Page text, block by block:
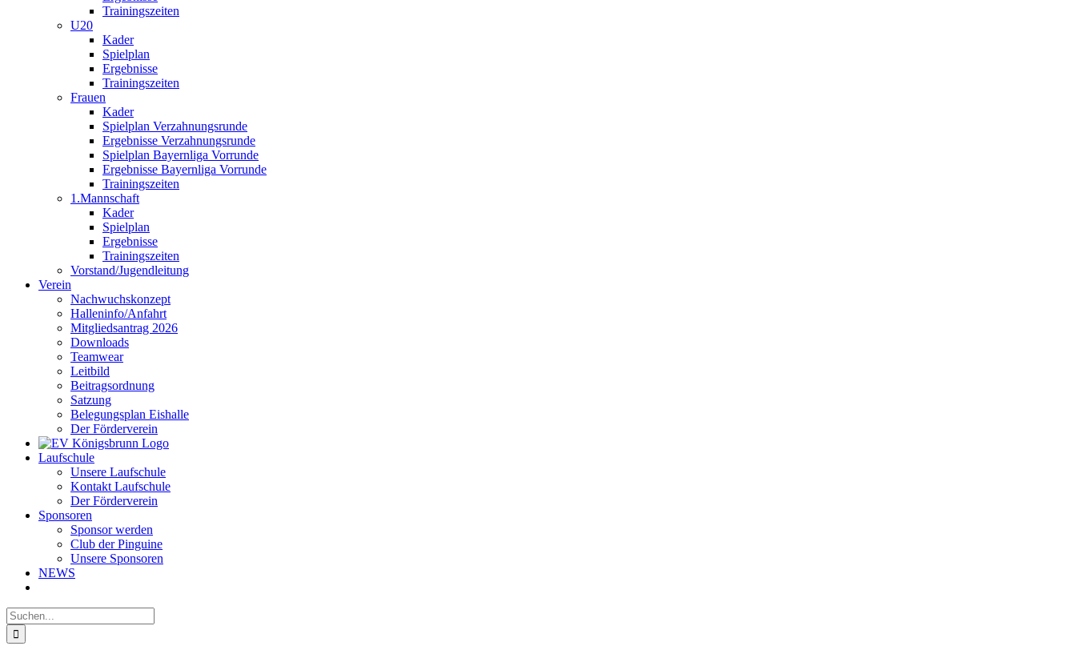
Trainingszeiten
U20
Kader
Spielplan
Ergebnisse
Trainingszeiten
Frauen
Kader
Spielplan Verzahnungsrunde
Ergebnisse Verzahnungsrunde
Spielplan Bayernliga Vorrunde
Ergebnisse Bayernliga Vorrunde
Trainingszeiten
1.Mannschaft
Kader
Spielplan
Ergebnisse
Trainingszeiten
Vorstand/Jugendleitung
Verein
Nachwuchskonzept
Halleninfo/Anfahrt
Mitgliedsantrag 2026
Downloads
Teamwear
Leitbild
Beitragsordnung
Satzung
Belegungsplan Eishalle
Der Förderverein
Laufschule
Unsere Laufschule
Kontakt Laufschule
Der Förderverein
Sponsoren
Sponsor werden
Club der Pinguine
Unsere Sponsoren
NEWS
Suche
nach: